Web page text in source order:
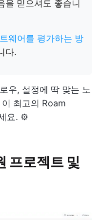
을 믿으셔도 좋습니
웨어를 평가하는 방
다.
우, 설정에 딱 맞는 노
최고의 Roam
요. ⚙️
프로젝트 및